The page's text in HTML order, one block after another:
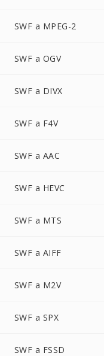
SWF a MPEG-2
SWF a OGV
SWF a DIVX
SWF a F4V
SWF a AAC
SWF a HEVC
SWF a MTS
SWF a AIFF
SWF a M2V
SWF a SPX
SWF a FSSD